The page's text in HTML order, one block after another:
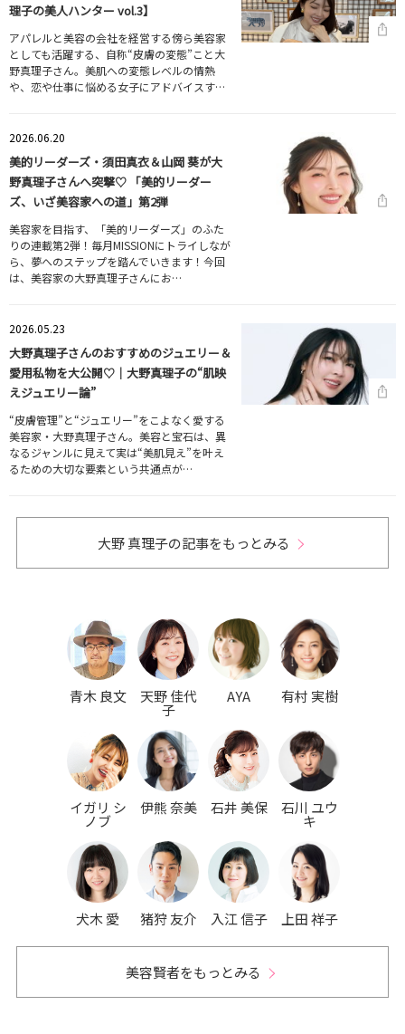
理子の美人ハンター vol.3】
アパレルと美容の会社を経営する傍ら美容家
としても活躍する、自称“皮膚の変態”こと大
野真理子さん。美肌への変態レベルの情熱
や、恋や仕事に悩める女子にアドバイスす…
2026.06.20
美的リーダーズ・須田真衣＆山岡 葵が大
野真理子さんへ突撃♡ 「美的リーダー
ズ、いざ美容家への道」第2弾
美容家を目指す、「美的リーダーズ」のふた
りの連載第2弾！毎月MISSIONにトライしなが
ら、夢へのステップを踏んでいきます！今回
は、美容家の大野真理子さんにお…
2026.05.23
大野真理子さんのおすすめのジュエリー＆
愛用私物を大公開♡｜大野真理子の“肌映
えジュエリー論”
“皮膚管理”と“ジュエリー”をこよなく愛する
美容家・大野真理子さん。美容と宝石は、異
なるジャンルに見えて実は“美肌見え”を叶え
るための大切な要素という共通点が…
大野 真理子の記事をもっとみる
青木 良文 天野 佳代
子
AYA 有村 実樹
イガリ シ
ノブ
伊熊 奈美 石井 美保 石川 ユウ
キ
犬木 愛 猪狩 友介 入江 信子 上田 祥子
美容賢者をもっとみる